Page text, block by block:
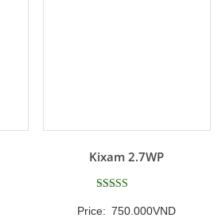
Kixam 2.7WP
hạng
Price: 750.000VND